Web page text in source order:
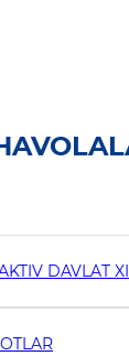
DAVLAT